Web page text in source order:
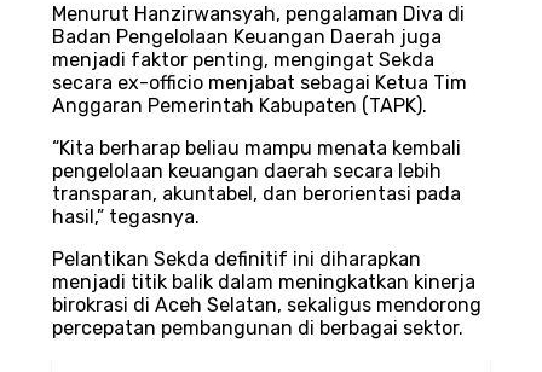
Menurut Hanzirwansyah, pengalaman Diva di
Badan Pengelolaan Keuangan Daerah juga
menjadi faktor penting, mengingat Sekda
secara ex-officio menjabat sebagai Ketua Tim
Anggaran Pemerintah Kabupaten (TAPK).
“Kita berharap beliau mampu menata kembali
pengelolaan keuangan daerah secara lebih
transparan, akuntabel, dan berorientasi pada
hasil,” tegasnya.
Pelantikan Sekda definitif ini diharapkan
menjadi titik balik dalam meningkatkan kinerja
birokrasi di Aceh Selatan, sekaligus mendorong
percepatan pembangunan di berbagai sektor.